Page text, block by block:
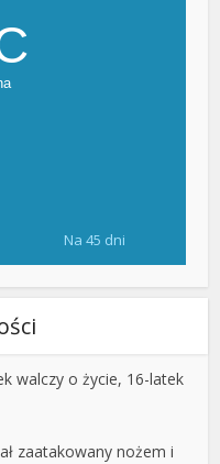
Na 45 dni
walczy o życie, 16-latek
zaatakowany nożem i